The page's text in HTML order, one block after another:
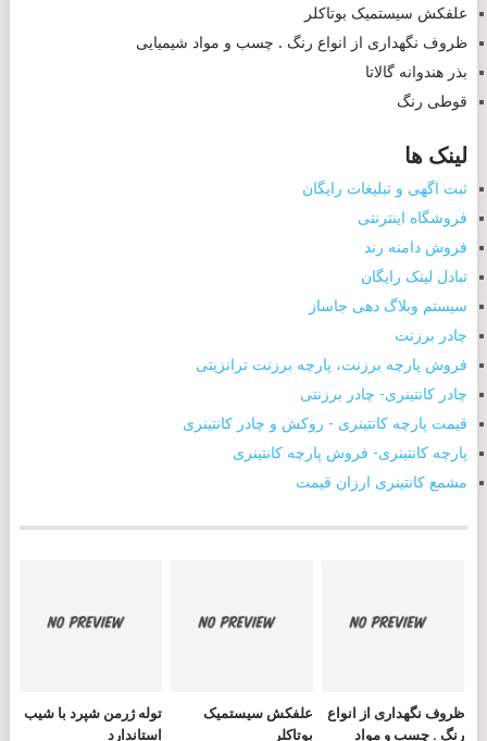
علفکش سیستمیک بوتاکلر
ظروف نگهداری از انواع رنگ . چسب و مواد شیمیایی
بذر هندوانه گالاتا
قوطی رنگ
لینک ها
ثبت اگهی و تبلیغات رایگان
فروشگاه اینترنتی
فروش دامنه رند
تبادل لینک رایگان
سیستم وبلاگ دهی جاساز
چادر برزنت
فروش پارچه برزنت، پارچه برزنت ترانزیتی
چادر کانتینری- چادر برزنتی
قیمت پارچه کانتینری - روکش و چادر کانتینری
پارچه کانتینری- فروش پارچه کانتینری
مشمع کانتینری ارزان قیمت
توله ژرمن شپرد با شیب
استاندارد
علفکش سیستمیک
بوتاکلر
ظروف نگهداری از انواع
رنگ . چسب و مواد